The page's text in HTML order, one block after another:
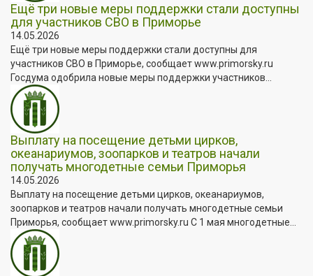
Ещё три новые меры поддержки стали доступны
для участников СВО в Приморье
14.05.2026
Ещё три новые меры поддержки стали доступны для
участников СВО в Приморье, сообщает www.primorsky.ru
Госдума одобрила новые меры поддержки участников...
Выплату на посещение детьми цирков,
океанариумов, зоопарков и театров начали
получать многодетные семьи Приморья
14.05.2026
Выплату на посещение детьми цирков, океанариумов,
зоопарков и театров начали получать многодетные семьи
Приморья, сообщает www.primorsky.ru С 1 мая многодетные...